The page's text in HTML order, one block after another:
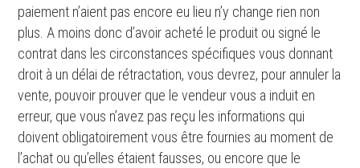
paiement n’aient pas encore eu lieu n’y change rien non
plus. A moins donc d’avoir acheté le produit ou signé le
contrat dans les circonstances spécifiques vous donnant
droit à un délai de rétractation, vous devrez, pour annuler la
vente, pouvoir prouver que le vendeur vous a induit en
erreur, que vous n’avez pas reçu les informations qui
doivent obligatoirement vous être fournies au moment de
l’achat ou qu’elles étaient fausses, ou encore que le